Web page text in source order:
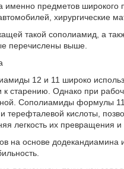
именно предметов широкого
хирургические
такой сополиамид, а
перечислены выше.
12 и 11 широко
к старению. Однако при
Сополиамиды формулы
терефталевой кислоты,
легкость их превращения и
на основе